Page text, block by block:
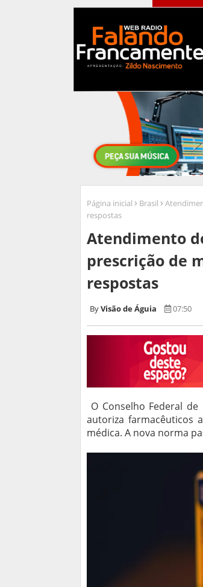
Página inicial Brasil
respostas
Atendimento
prescrição de
respostas
Visão de Águia 07:50
O Conselho Federal
autoriza farmacêuticos
médica. A nova norma